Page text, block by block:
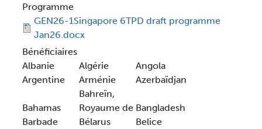
Programme
GEN26-1Singapore 6TPD draft programme
Jan26.docx
Bénéficiaires
Albanie
Algérie
Angola
Argentine
Arménie Azerbaïdjan
Bahamas
Bahreïn,
Royaume de Bangladesh
Barbade
Bélarus Belice